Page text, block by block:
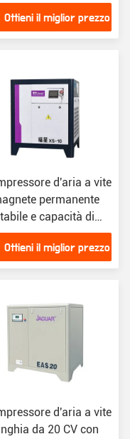
d'aria a vite
per officina
Ottieni il miglior prezzo
d'aria a vite
permanente
e capacità di
di 1,1 m3/min
Ottieni il miglior prezzo
d'aria a vite
da 20 CV con